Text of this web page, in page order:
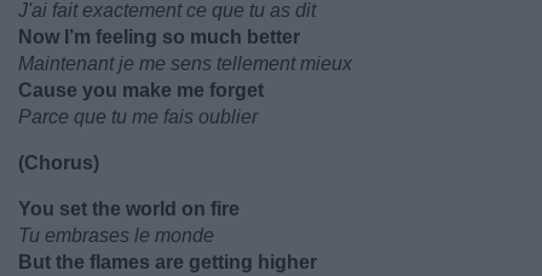
J'ai fait exactement ce que tu as dit
Now I’m feeling so much better
Maintenant je me sens tellement mieux
Cause you make me forget
Parce que tu me fais oublier
(Chorus)
You set the world on fire
Tu embrases le monde
But the flames are getting higher